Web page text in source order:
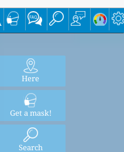
Here
Get a mask!
Search